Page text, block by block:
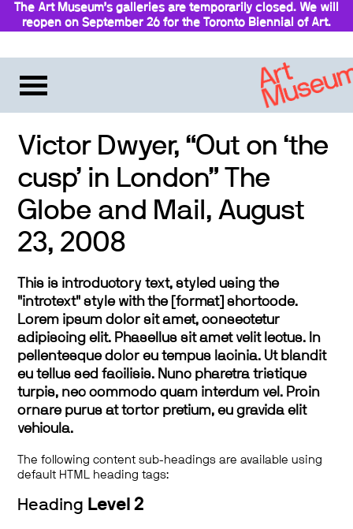
The Art Museum’s galleries are temporarily closed. We will
reopen on September 26 for the Toronto Biennial of Art.
Victor Dwyer, “Out on ‘the
cusp’ in London” The
Globe and Mail, August
23, 2008
This is introductory text, styled using the
"introtext" style with the [format] shortcode.
Lorem ipsum dolor sit amet, consectetur
adipiscing elit. Phasellus sit amet velit lectus. In
pellentesque dolor eu tempus lacinia. Ut blandit
eu tellus sed facilisis. Nunc pharetra tristique
turpis, nec commodo quam interdum vel. Proin
ornare purus at tortor pretium, eu gravida elit
vehicula.
The following content sub-headings are available using
default HTML heading tags:
Heading Level 2